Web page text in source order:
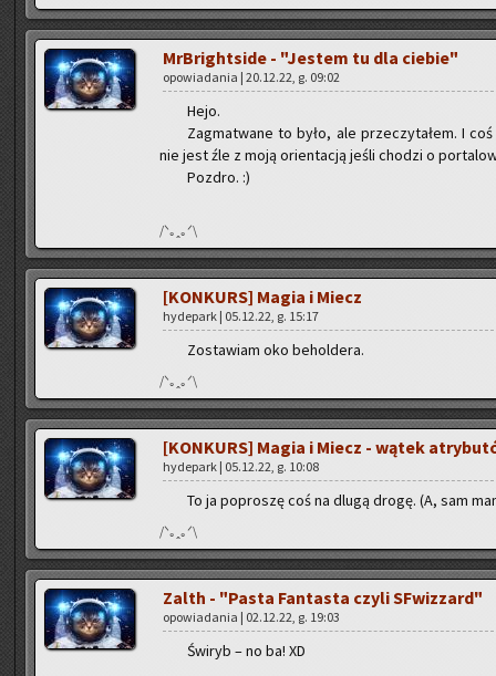
MrBri­ght­si­de - "Je­stem tu dla cie­bie"
opo­wia­da­nia | 20.12.22, g. 09:02
Hejo.
Za­gma­twa­ne to było, ale prze­czy­ta­łem. I
nie jest źle z moją orien­ta­cją jeśli cho­dzi o
Po­zdro. :)
/ᐠ｡ꞈ｡ᐟ\
[KON­KURS] Magia i Miecz
hy­de­park | 05.12.22, g. 15:17
Zo­sta­wiam oko be­hol­de­ra.
/ᐠ｡ꞈ｡ᐟ\
[KON­KURS] Magia i Miecz - wątek
hy­de­park | 05.12.22, g. 10:08
To ja po­pro­szę coś na dlugą drogę. (A, sam
/ᐠ｡ꞈ｡ᐟ\
Zalth - "Pasta Fan­ta­sta czyli SFwiz­zard"
opo­wia­da­nia | 02.12.22, g. 19:03
Świ­ryb – no ba! XD